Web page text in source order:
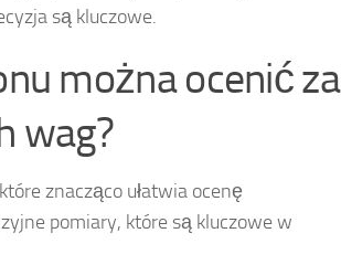
są kluczowe.
można ocenić za
wag?
znacząco ułatwia ocenę
pomiary, które są kluczowe w